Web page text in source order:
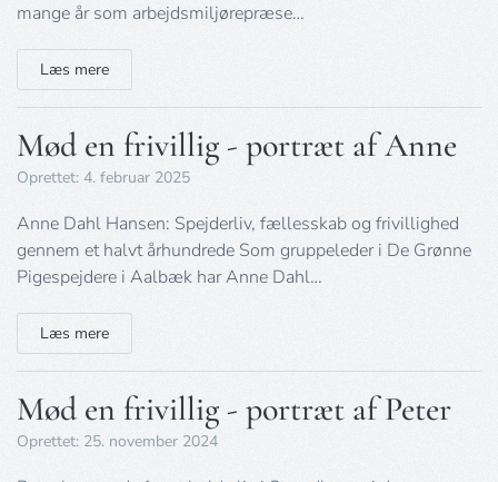
mange år som arbejdsmiljørepræse…
Læs mere
Mød en frivillig - portræt af Anne
Oprettet: 4. februar 2025
Anne Dahl Hansen: Spejderliv, fællesskab og frivillighed
gennem et halvt århundrede Som gruppeleder i De Grønne
Pigespejdere i Aalbæk har Anne Dahl…
Læs mere
Mød en frivillig - portræt af Peter
Oprettet: 25. november 2024